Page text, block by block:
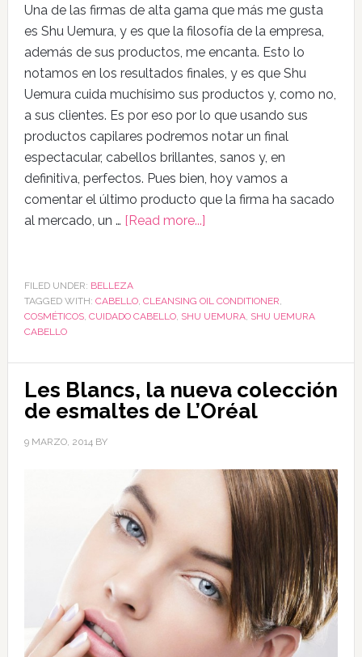
Una de las firmas de alta gama que más me gusta
es Shu Uemura, y es que la filosofía de la empresa,
además de sus productos, me encanta. Esto lo
notamos en los resultados finales, y es que Shu
Uemura cuida muchísimo sus productos y, como no,
a sus clientes. Es por eso por lo que usando sus
productos capilares podremos notar un final
espectacular, cabellos brillantes, sanos y, en
definitiva, perfectos. Pues bien, hoy vamos a
comentar el último producto que la firma ha sacado
al mercado, un … [Read more...]
FILED UNDER: BELLEZA
TAGGED WITH: CABELLO, CLEANSING OIL CONDITIONER
COSMÉTICOS, CUIDADO CABELLO, SHU UEMURA, SHU UEMURA
CABELLO
Les Blancs, la nueva colección
de esmaltes de L’Oréal
9 MARZO, 2014 BY